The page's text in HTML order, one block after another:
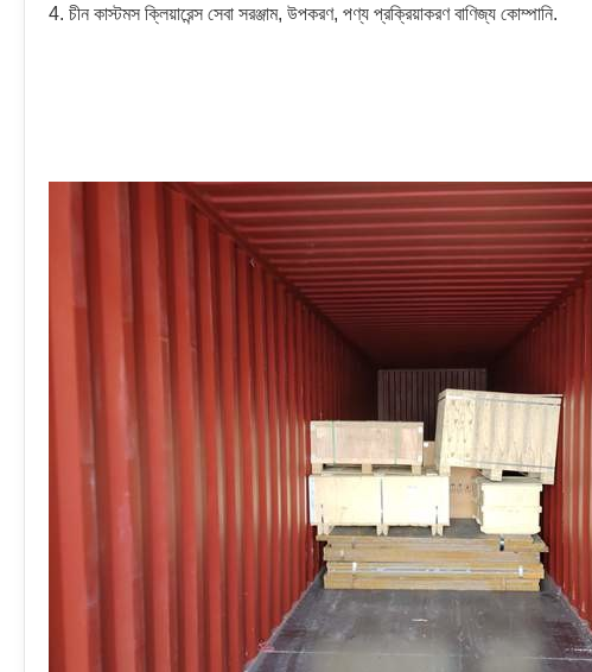
4. চীন কাস্টমস ক্লিয়ারেন্স সেবা সরঞ্জাম, উপকরণ, পণ্য প্রক্রিয়াকরণ বাণিজ্য কোম্পানি.